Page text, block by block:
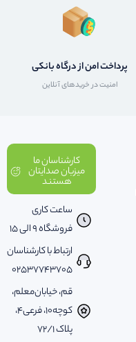
پرداخت امن از درگاه بانکی
امنیت در خریدهای آنلاین
کارشناسان ما
میزبان صدایتان
هستند
ساعت کاری
فروشگاه 9 الی 15
ارتباط با کارشناسان
02537743705
قم، خیابان‌معلم،
کوچه‌10، فرعی‌4،
پلاک ‌72/1